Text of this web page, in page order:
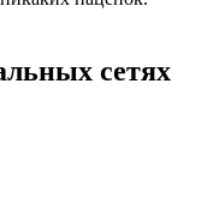
сетях